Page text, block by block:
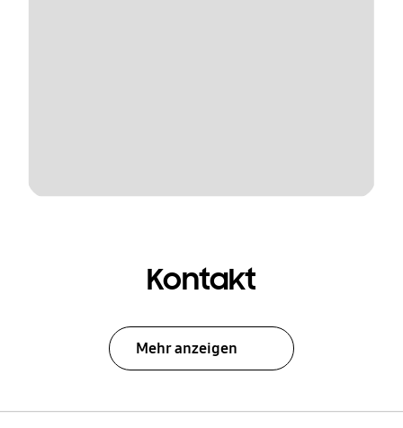
Kontakt
Mehr anzeigen